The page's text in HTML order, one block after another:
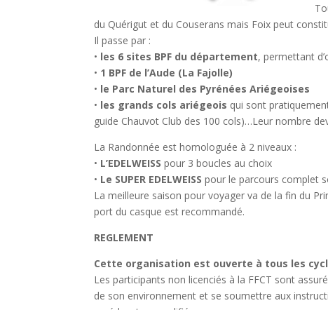
du Quérigut et du Couserans mais Foix peut
Il passe par :
• les 6 sites BPF du département, permettant
• 1 BPF de l’Aude (La Fajolle)
• le Parc Naturel des Pyrénées Ariégeoises
• les grands cols ariégeois qui sont
guide Chauvot Club des 100 cols)…Leur nombre
La Randonnée est homologuée à 2 niveaux :
• L’EDELWEISS pour 3 boucles au choix
• Le SUPER EDELWEISS pour le parcours complet
La meilleure saison pour voyager va de la fin du
port du casque est recommandé.
REGLEMENT
Cette organisation est ouverte à tous les
Les participants non licenciés à la FFCT sont
de son environnement et se soumettre aux